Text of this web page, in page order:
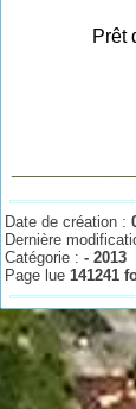
Prêt
Date de création :
Dernière
Catégorie :- 2013
Page lue141241